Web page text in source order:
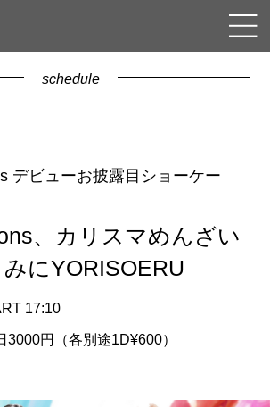
schedule
デビューお披露目ショーケー
、カリスマめんざい
にYORISOERU
17:10
円（各別途1D¥600）